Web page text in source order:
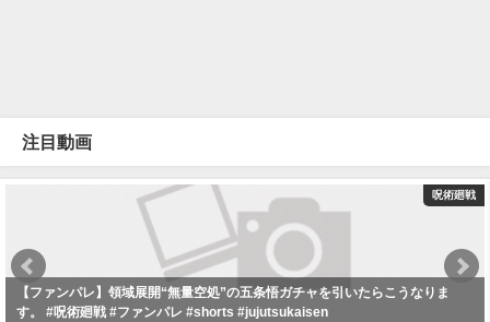
注目動画
呪術廻戦
【ファンパレ】領域展開“無量空処”の五条悟ガチャを引いたらこうなりま
す。 #呪術廻戦 #ファンパレ #shorts #jujutsukaisen